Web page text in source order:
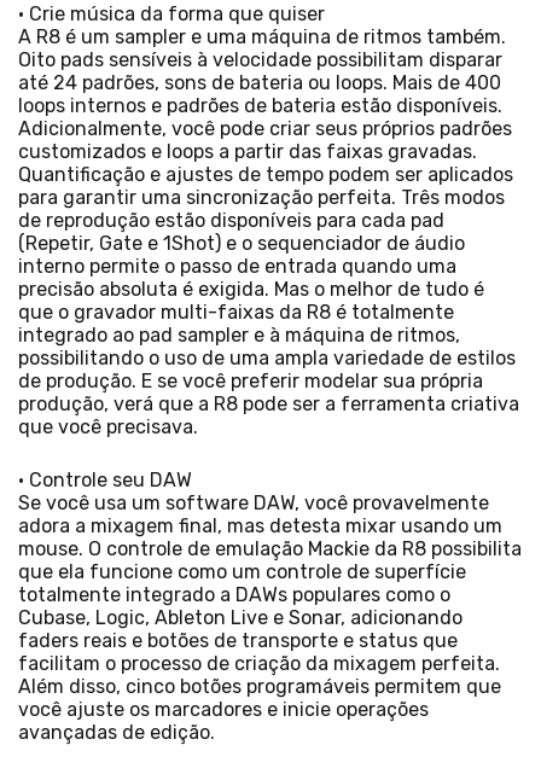
• Crie música da forma que quiser
A R8 é um sampler e uma máquina de ritmos também.
Oito pads sensíveis à velocidade possibilitam disparar
até 24 padrões, sons de bateria ou loops. Mais de 400
loops internos e padrões de bateria estão disponíveis.
Adicionalmente, você pode criar seus próprios padrões
customizados e loops a partir das faixas gravadas.
Quantificação e ajustes de tempo podem ser aplicados
para garantir uma sincronização perfeita. Três modos
de reprodução estão disponíveis para cada pad
(Repetir, Gate e 1Shot) e o sequenciador de áudio
interno permite o passo de entrada quando uma
precisão absoluta é exigida. Mas o melhor de tudo é
que o gravador multi-faixas da R8 é totalmente
integrado ao pad sampler e à máquina de ritmos,
possibilitando o uso de uma ampla variedade de estilos
de produção. E se você preferir modelar sua própria
produção, verá que a R8 pode ser a ferramenta criativa
que você precisava.
• Controle seu DAW
Se você usa um software DAW, você provavelmente
adora a mixagem final, mas detesta mixar usando um
mouse. O controle de emulação Mackie da R8 possibilita
que ela funcione como um controle de superfície
totalmente integrado a DAWs populares como o
Cubase, Logic, Ableton Live e Sonar, adicionando
faders reais e botões de transporte e status que
facilitam o processo de criação da mixagem perfeita.
Além disso, cinco botões programáveis permitem que
você ajuste os marcadores e inicie operações
avançadas de edição.